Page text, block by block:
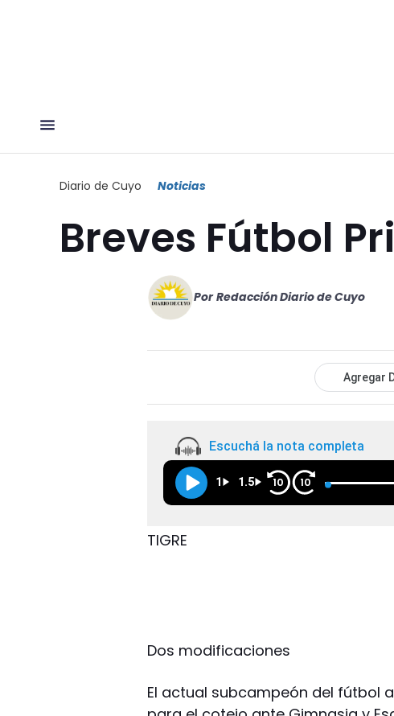
Diario de Cuyo Noticias
Breves Fútbol
Por Redacción Diario de Cuyo
Agregar
Escuchá la nota completa
1 1.5 10 10
TIGRE
Dos modificaciones
El actual subcampeón del fútbol